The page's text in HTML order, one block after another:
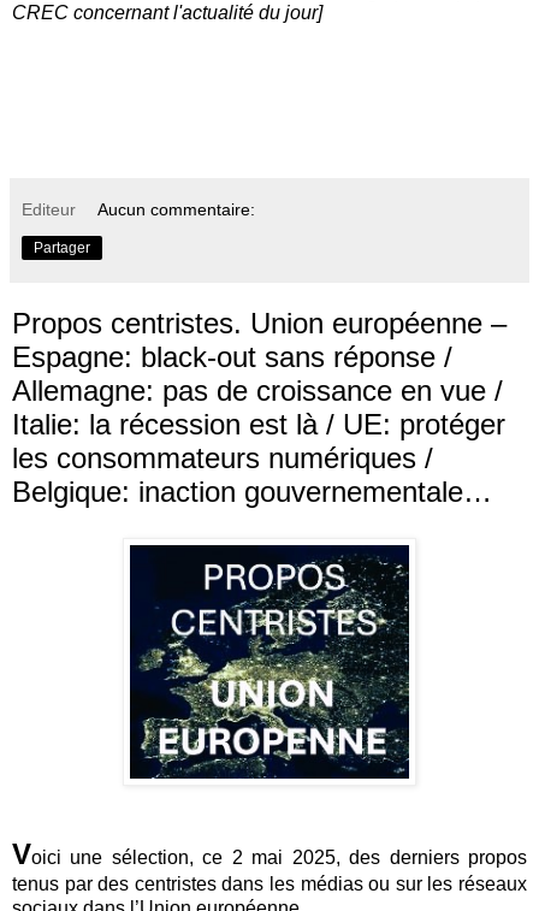
CREC concernant l'actualité du jour]
Editeur Aucun commentaire:
Partager
Propos centristes. Union européenne –
Espagne: black-out sans réponse /
Allemagne: pas de croissance en vue /
Italie: la récession est là / UE: protéger
les consommateurs numériques /
Belgique: inaction gouvernementale…
Voici une sélection, ce 2 mai 2025, des derniers propos
tenus par des centristes dans les médias ou sur les réseaux